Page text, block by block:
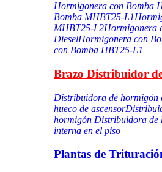
Hormigonera con Bomba
Bomba MHBT25-L1
MHBT25-L2Hormigonera
DieselHormigonera con
con Bomba HBT25-L1
Brazo Distribuidor
Distribuidora de hormigón
hueco de ascensor
hormigón Distribuidora de
interna en el piso
Plantas de